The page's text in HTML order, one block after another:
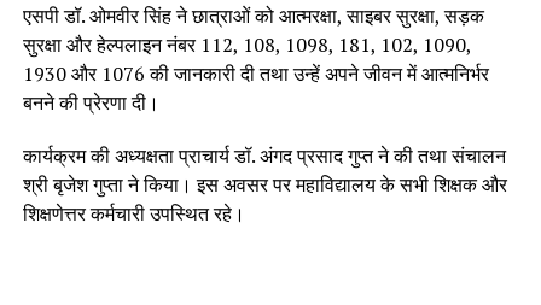
एसपी डॉ. ओमवीर सिंह ने छात्राओं को आत्मरक्षा, साइबर सुरक्षा, सड़क
सुरक्षा और हेल्पलाइन नंबर 112, 108, 1098, 181, 102, 1090,
1930 और 1076 की जानकारी दी तथा उन्हें अपने जीवन में आत्मनिर्भर
बनने की प्रेरणा दी।
कार्यक्रम की अध्यक्षता प्राचार्य डॉ. अंगद प्रसाद गुप्त ने की तथा संचालन
श्री बृजेश गुप्ता ने किया। इस अवसर पर महाविद्यालय के सभी शिक्षक और
शिक्षणेत्तर कर्मचारी उपस्थित रहे।